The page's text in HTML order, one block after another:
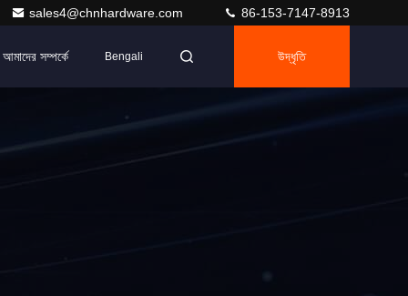
sales4@chnhardware.com 86-153-7147-8913
আমাদের সম্পর্কে Bengali উদ্ধৃতি